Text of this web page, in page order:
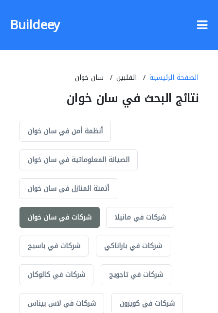
Buildeey
الصفحة الرئيسية الفلبين سان خوان
نتائج البحث في سان خوان
أنظمة أمن في سان خوان
الصيانة المعلوماتية في سان خوان
أتمتة المنازل في سان خوان
شركات في سان خوان شركات في مانيلا
شركات في باسيج شركات في باراناكي
شركات في كالوكان شركات في تاجويج
شركات في لاس بيناس شركات في كويزون